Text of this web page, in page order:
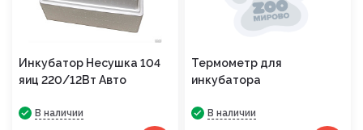
Инкубатор Несушка 104
яиц 220/12Вт Авто
В наличии
Термометр для
инкубатора
В наличии